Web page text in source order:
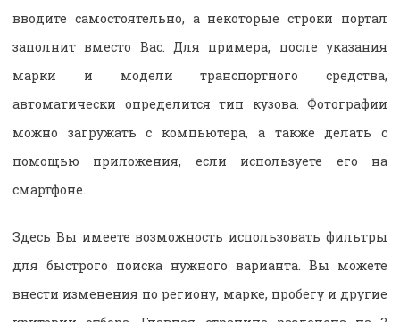
вводите самостоятельно, а некоторые строки портал
заполнит вместо Вас. Для примера, после указания
марки и модели транспортного средства,
автоматически определится тип кузова. Фотографии
можно загружать с компьютера, а также делать с
помощью приложения, если используете его на
смартфоне.
Здесь Вы имеете возможность использовать фильтры
для быстрого поиска нужного варианта. Вы можете
внести изменения по региону, марке, пробегу и другие